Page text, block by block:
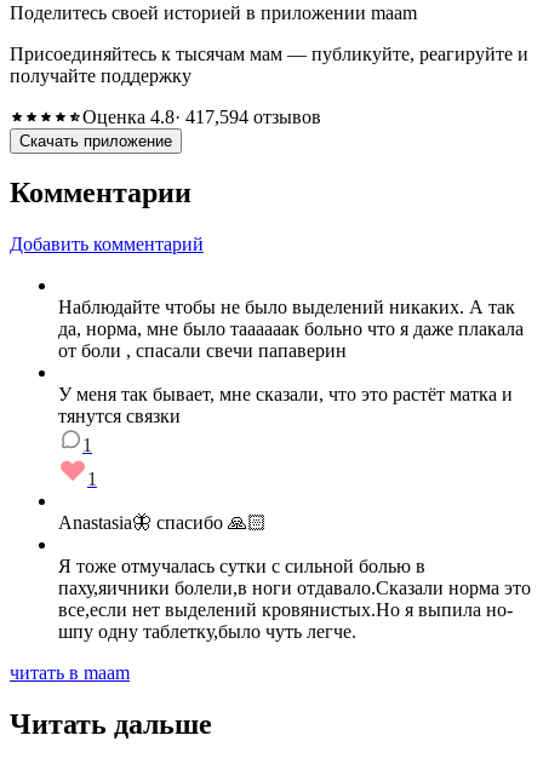
Поделитесь своей историей в приложении maam
Присоединяйтесь к тысячам мам — публикуйте, реагируйте и
получайте поддержку
Оценка 4.8· 417,594 отзывов
Скачать приложение
Комментарии
Добавить комментарий
Наблюдайте чтобы не было выделений никаких. А так
да, норма, мне было таааааак больно что я даже плакала
от боли , спасали свечи папаверин
У меня так бывает, мне сказали, что это растёт матка и
тянутся связки
1
1
Anastasia🦋 спасибо 🙏🏻
Я тоже отмучалась сутки с сильной болью в
паху,яичники болели,в ноги отдавало.Сказали норма это
все,если нет выделений кровянистых.Но я выпила но-
шпу одну таблетку,было чуть легче.
читать в maam
Читать дальше